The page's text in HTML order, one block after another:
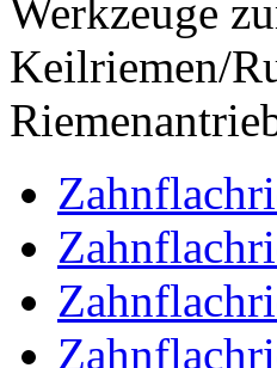
Werkzeuge
Keilriemen/